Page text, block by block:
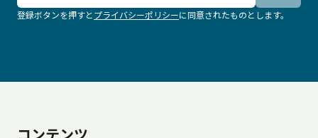
登録ボタンを押すとプライバシーポリシーに同意されたものとします。